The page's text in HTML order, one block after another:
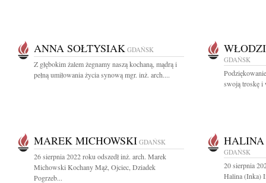
ANNA SOŁTYSIAK GDAŃSK
Z głębokim żalem żegnamy naszą kochaną, mądrą i
pełną umiłowania życia synową mgr. inż. arch....
GDAŃSK
swoją troskę i
MAREK MICHOWSKI GDAŃSK
26 sierpnia 2022 roku odszedł inż. arch. Marek
Michowski Kochany Mąż, Ojciec, Dziadek
Pogrzeb...
GDAŃSK
20 sierpnia
Halina (Inka)